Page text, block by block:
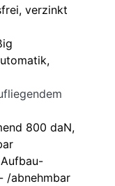
verzinkt
800 daN,
/abnehmbar